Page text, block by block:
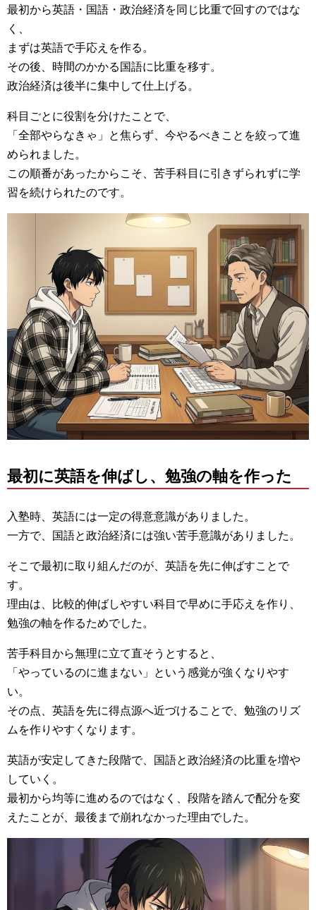
最初から英語・国語・政治経済を同じ比重で回すのではな
く、
まずは英語で手応えを作る。
その後、時間のかかる国語に比重を移す。
政治経済は後半に集中して仕上げる。
科目ごとに役割を分けたことで、
「全部やらなきゃ」と焦らず、今やるべきことを絞って進
められました。
この順番があったからこそ、苦手科目に引きずられずに学
習を続けられたのです。
最初に英語を伸ばし、勉強の軸を作った
入塾時、英語には一定の得意意識がありました。
一方で、国語と政治経済には強い苦手意識がありました。
そこで最初に取り組んだのが、英語を先に伸ばすことで
す。
理由は、比較的伸ばしやすい科目で早めに手応えを作り、
勉強の軸を作るためでした。
苦手科目から無理に立て直そうとすると、
「やっているのに進まない」という感覚が強くなりやす
い。
その点、英語を先に得点源へ近づけることで、勉強のリズ
ムを作りやすくなります。
英語が安定してきた段階で、国語と政治経済の比重を増や
していく。
最初から均等に進めるのではなく、段階を踏んで配分を変
えたことが、最後まで崩れなかった理由でした。